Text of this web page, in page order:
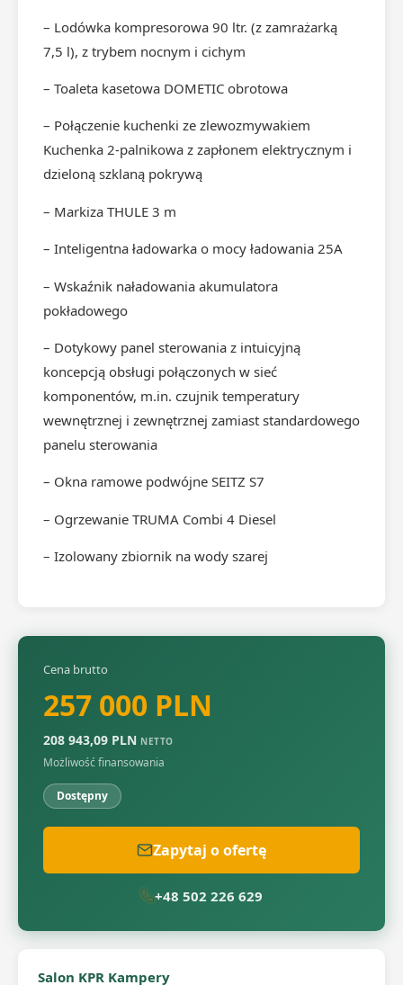
– Lodówka kompresorowa 90 ltr. (z zamrażarką
7,5 l), z trybem nocnym i cichym
– Toaleta kasetowa DOMETIC obrotowa
– Połączenie kuchenki ze zlewozmywakiem
Kuchenka 2-palnikowa z zapłonem elektrycznym i
dzieloną szklaną pokrywą
– Markiza THULE 3 m
– Inteligentna ładowarka o mocy ładowania 25A
– Wskaźnik naładowania akumulatora
pokładowego
– Dotykowy panel sterowania z intuicyjną
koncepcją obsługi połączonych w sieć
komponentów, m.in. czujnik temperatury
wewnętrznej i zewnętrznej zamiast standardowego
panelu sterowania
– Okna ramowe podwójne SEITZ S7
– Ogrzewanie TRUMA Combi 4 Diesel
– Izolowany zbiornik na wody szarej
Cena brutto
257 000 PLN
208 943,09 PLN NETTO
Możliwość finansowania
Dostępny
Zapytaj o ofertę
+48 502 226 629
Salon KPR Kampery